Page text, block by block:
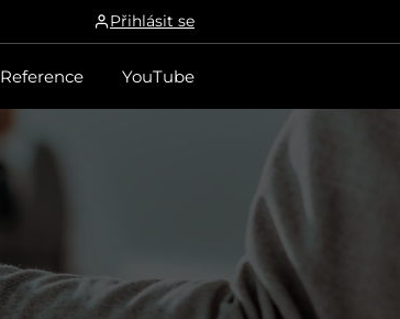
Přihlásit se
Reference YouTube